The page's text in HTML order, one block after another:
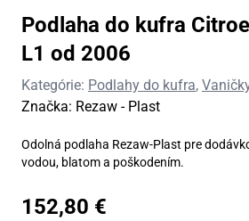
Podlaha do kufra
L1 od 2006
Kategórie: Podlahy do kufra,
Značka: Rezaw - Plast
Odolná podlaha Rezaw-Plast pre
vodou, blatom a poškodením.
152,80 €